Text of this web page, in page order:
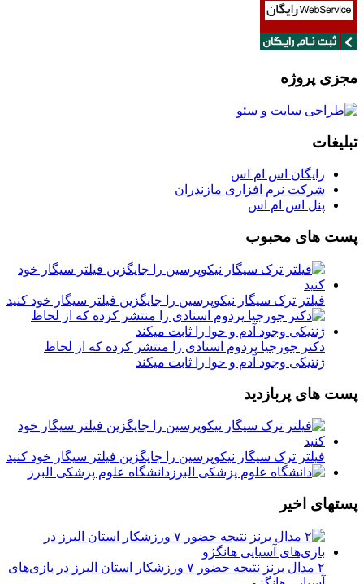
مجزی پروژه
تبلیغات
رایگان اس ام اس
شرکت نرم افزاری مازندران
پنل اس ام اس
پست های محبوب
فیلتر ترک سیگار نیکوپرسین را جایگزین فیلتر سیگار خود کنید
دکتر جورجیا پردوم اسنادی را منتشر کرده که از لحاظ
ژنتیکی وجود آدم و حوا را ثابت میکند
پست های پربازدید
فیلتر ترک سیگار نیکوپرسین را جایگزین فیلتر سیگار خود کنید
دانشگاه علوم پزشکی البرز
پستهای اخیر
۲ مدال برنز نتیجه حضور ۷ ورزشکار استان البرز در بازی‌های